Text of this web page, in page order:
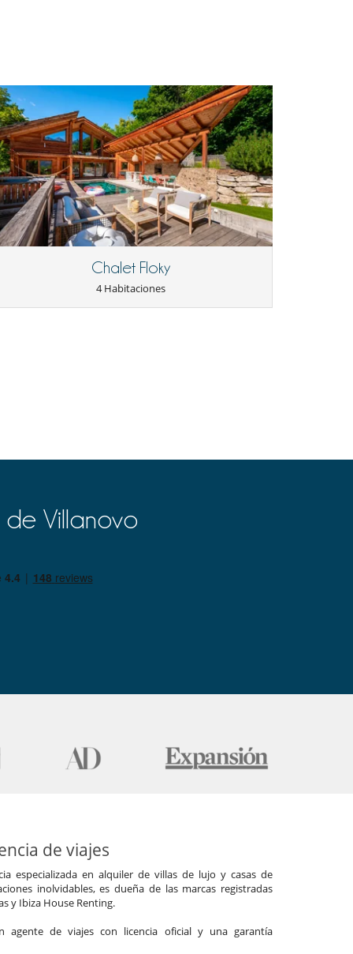
Chalet Floky
4 Habitaciones
de Villanovo
de viajes
especializada en alquiler de villas de lujo y casas de
inolvidables, es dueña de las marcas registradas
y Ibiza House Renting.
agente de viajes con licencia oficial y una garantía